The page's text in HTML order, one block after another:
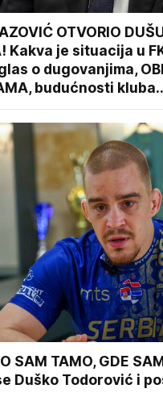
OTVORIO
Kakva je situacija u
o dugovanjima,
budućnosti
SAM TAMO, GDE
Duško Todorović i